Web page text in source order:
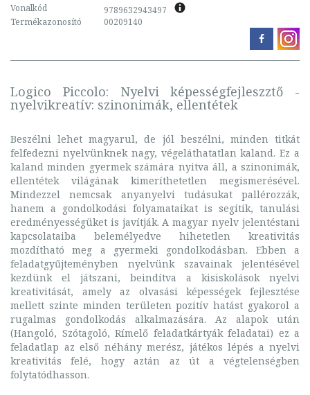
Vonalkód
9789632943497
Termékazonosító
00209140
Logico Piccolo: Nyelvi képességfejleszztő -
nyelvikreatív: szinonimák, ellentétek
Beszélni lehet magyarul, de jól beszélni, minden titkát
felfedezni nyelvünknek nagy, végeláthatatlan kaland. Ez a
kaland minden gyermek számára nyitva áll, a szinonimák,
ellentétek világának kimeríthetetlen megismerésével.
Mindezzel nemcsak anyanyelvi tudásukat pallérozzák,
hanem a gondolkodási folyamataikat is segítik, tanulási
eredményességüket is javítják. A magyar nyelv jelentéstani
kapcsolataiba belemélyedve hihetetlen kreativitás
mozdítható meg a gyermeki gondolkodásban. Ebben a
feladatgyűjteményben nyelvünk szavainak jelentésével
kezdünk el játszani, beindítva a kisiskolások nyelvi
kreativitását, amely az olvasási képességek fejlesztése
mellett szinte minden területen pozitív hatást gyakorol a
rugalmas gondolkodás alkalmazására. Az alapok után
(Hangoló, Szótagoló, Rímelő feladatkártyák feladatai) ez a
feladatlap az első néhány merész, játékos lépés a nyelvi
kreativitás felé, hogy aztán az út a végtelenségben
folytatódhasson.